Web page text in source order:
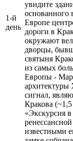
1-й
день
увидите
основанного
Европе
дороги в
окружают
дворцы,
святыня
из самых
Европы -
архитектуры
сигнал,
Кракова
«Экскурсия
известными